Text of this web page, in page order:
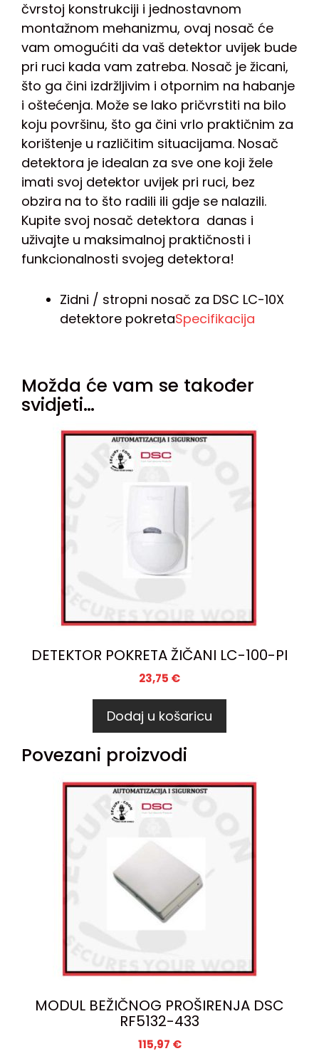
čvrstoj konstrukciji i jednostavnom
montažnom mehanizmu, ovaj nosač će
vam omogućiti da vaš detektor uvijek bude
pri ruci kada vam zatreba. Nosač je žicani,
što ga čini izdržljivim i otpornim na habanje
i oštećenja. Može se lako pričvrstiti na bilo
koju površinu, što ga čini vrlo praktičnim za
korištenje u različitim situacijama. Nosač
detektora je idealan za sve one koji žele
imati svoj detektor uvijek pri ruci, bez
obzira na to što radili ili gdje se nalazili.
Kupite svoj nosač detektora danas i
uživajte u maksimalnoj praktičnosti i
funkcionalnosti svojeg detektora!
Zidni / stropni nosač za DSC LC-10X
detektore pokretaSpecifikacija
Možda će vam se također
svidjeti…
DETEKTOR POKRETA ŽIČANI LC-100-PI
23,75 €
Dodaj u košaricu
Povezani proizvodi
MODUL BEŽIČNOG PROŠIRENJA DSC
RF5132-433
115,97 €